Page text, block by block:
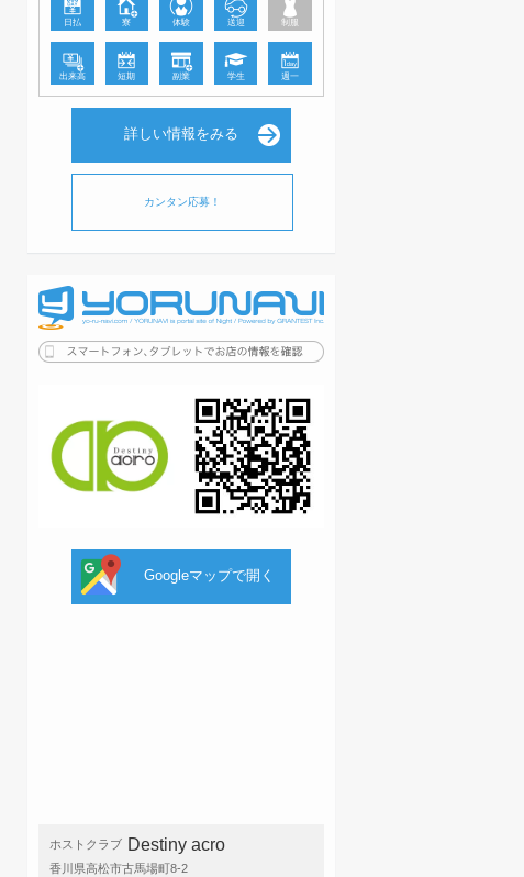
日払 寮 体験 送迎 制服
出来高 短期 副業 学生 週一
詳しい情報をみる
カンタン応募！
Googleマップで開く
ホストクラブ Destiny acro
香川県高松市古馬場町8-2